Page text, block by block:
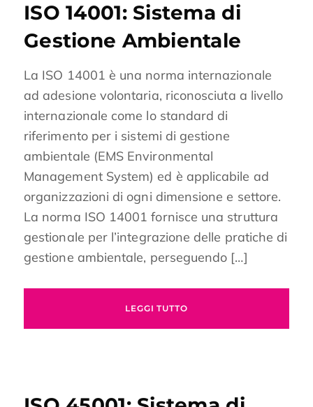
ISO 14001: Sistema di
Gestione Ambientale
La ISO 14001 è una norma internazionale
ad adesione volontaria, riconosciuta a livello
internazionale come lo standard di
riferimento per i sistemi di gestione
ambientale (EMS Environmental
Management System) ed è applicabile ad
organizzazioni di ogni dimensione e settore.
La norma ISO 14001 fornisce una struttura
gestionale per l’integrazione delle pratiche di
gestione ambientale, perseguendo […]
LEGGI TUTTO